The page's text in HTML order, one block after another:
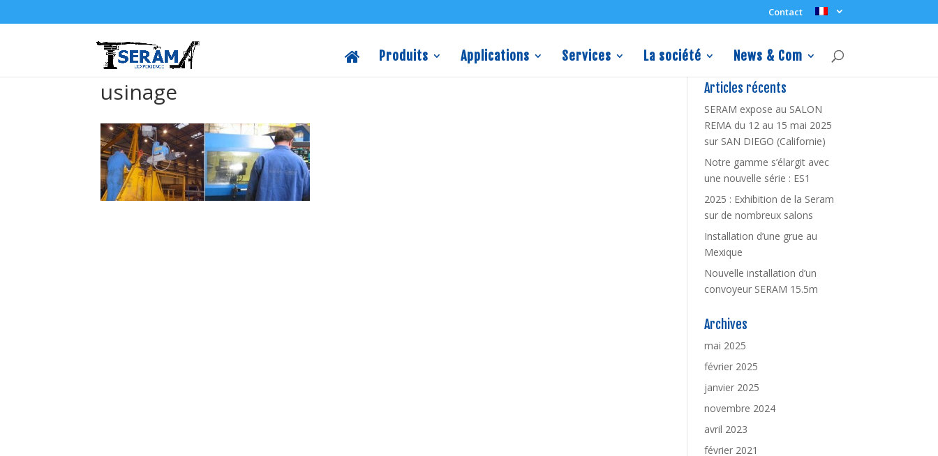
Contact
Produits Applications Services La société News & Com
usinage Articles récents
SERAM expose au SALON
REMA du 12 au 15 mai 2025
sur SAN DIEGO (Californie)
Notre gamme s’élargit avec
une nouvelle série : ES1
2025 : Exhibition de la Seram
sur de nombreux salons
Installation d’une grue au
Mexique
Nouvelle installation d’un
convoyeur SERAM 15.5m
Archives
mai 2025
février 2025
janvier 2025
novembre 2024
avril 2023
février 2021